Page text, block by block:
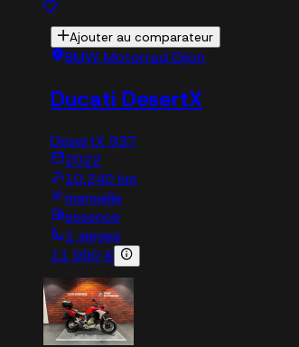
Ajouter au comparateur
BMW Motorrad Dijon
Ducati DesertX
DesertX 937
2022
10,240 km
manuelle
essence
1 sieges
11 990 €